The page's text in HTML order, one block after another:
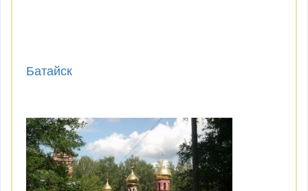
Батайск